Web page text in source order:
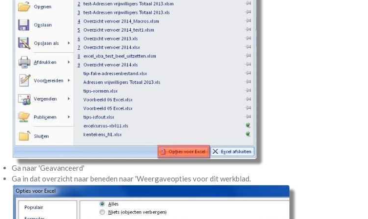
Ga naar 'Geavanceerd'
Ga in dat overzicht naar beneden naar 'Weergaveopties voor dit werkblad.